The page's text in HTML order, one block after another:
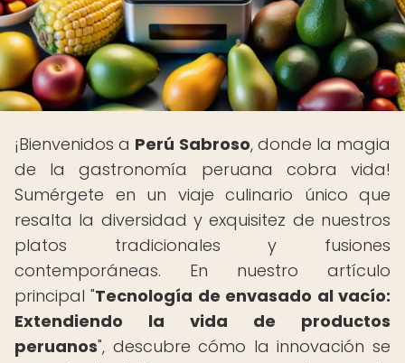
¡Bienvenidos a Perú Sabroso, donde la magia
de la gastronomía peruana cobra vida!
Sumérgete en un viaje culinario único que
resalta la diversidad y exquisitez de nuestros
platos tradicionales y fusiones
contemporáneas. En nuestro artículo
principal "Tecnología de envasado al vacío:
Extendiendo la vida de productos
peruanos", descubre cómo la innovación se